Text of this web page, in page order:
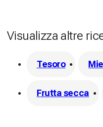
Visualizza altre
Tesoro
Frutta secca